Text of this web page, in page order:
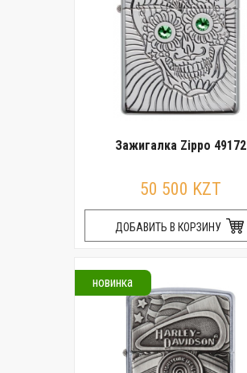
Зажигалка Zippo 49172
50 500 KZT
ДОБАВИТЬ В КОРЗИНУ
новинка